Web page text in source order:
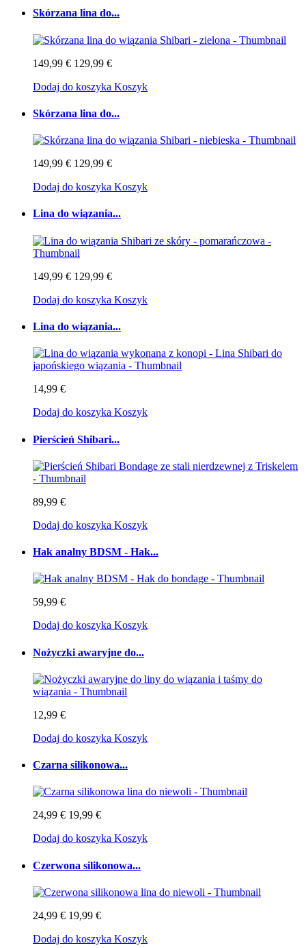
Skórzana lina do...
149,99 € 129,99 €
Dodaj do koszyka Koszyk
Skórzana lina do...
149,99 € 129,99 €
Dodaj do koszyka Koszyk
Lina do wiązania...
149,99 € 129,99 €
Dodaj do koszyka Koszyk
Lina do wiązania...
14,99 €
Dodaj do koszyka Koszyk
Pierścień Shibari...
89,99 €
Dodaj do koszyka Koszyk
Hak analny BDSM - Hak...
59,99 €
Dodaj do koszyka Koszyk
Nożyczki awaryjne do...
12,99 €
Dodaj do koszyka Koszyk
Czarna silikonowa...
24,99 € 19,99 €
Dodaj do koszyka Koszyk
Czerwona silikonowa...
24,99 € 19,99 €
Dodaj do koszyka Koszyk